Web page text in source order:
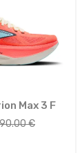
Max 3 F
€